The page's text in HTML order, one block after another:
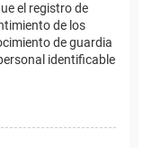
el registro de
de los
de guardia
identificable